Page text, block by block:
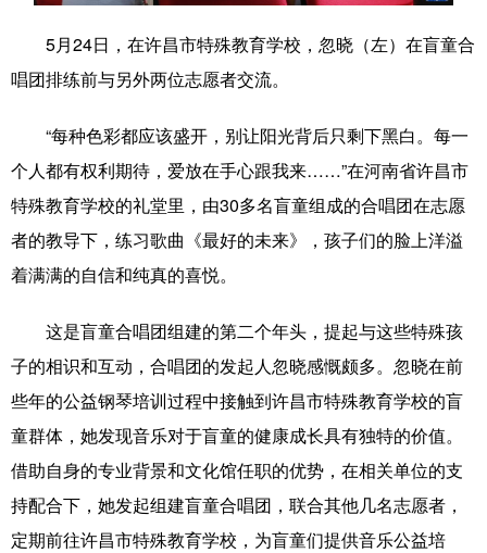
文化产业
地方频道
北京 天津 河北 山西
辽宁 吉林 上海 江苏
安徽 福建
山东 河南 湖北 湖南
广东 广西 海南 重庆
5月24日，在许昌市特殊教育学校，忽晓（左）在盲童合
唱团排练前与另外两位志愿者交流。
“每种色彩都应该盛开，别让阳光背后只剩下黑白。每一
个人都有权利期待，爱放在手心跟我来……”在河南省许昌市
特殊教育学校的礼堂里，由30多名盲童组成的合唱团在志愿
者的教导下，练习歌曲《最好的未来》，孩子们的脸上洋溢
着满满的自信和纯真的喜悦。
这是盲童合唱团组建的第二个年头，提起与这些特殊孩
子的相识和互动，合唱团的发起人忽晓感慨颇多。忽晓在前
些年的公益钢琴培训过程中接触到许昌市特殊教育学校的盲
童群体，她发现音乐对于盲童的健康成长具有独特的价值。
借助自身的专业背景和文化馆任职的优势，在相关单位的支
持配合下，她发起组建盲童合唱团，联合其他几名志愿者，
定期前往许昌市特殊教育学校，为盲童们提供音乐公益培